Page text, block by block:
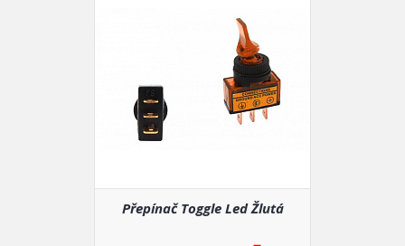
Přepínač Toggle Led Žlutá